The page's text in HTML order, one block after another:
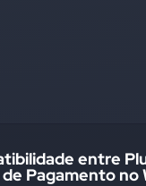
entre
Pagamento no